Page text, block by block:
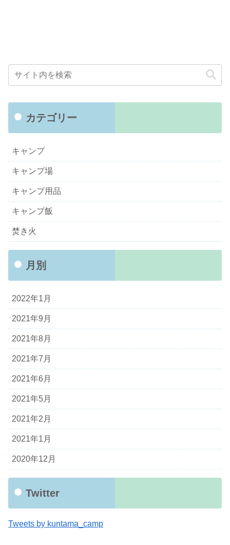
カテゴリー
キャンプ
キャンプ場
キャンプ用品
キャンプ飯
焚き火
月別
2022年1月
2021年9月
2021年8月
2021年7月
2021年6月
2021年5月
2021年2月
2021年1月
2020年12月
Twitter
Tweets by kuntama_camp